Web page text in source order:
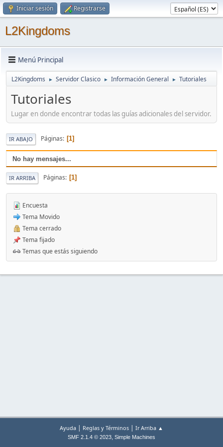
Iniciar sesión Registrarse
L2Kingdoms
Menú Principal
L2Kingdoms ► Servidor Clasico ► Información General ► Tutoriales
Tutoriales
Lugar en donde encontrar todas las guías adicionales del servidor.
IR ABAJO Páginas 1
No hay mensajes...
IR ARRIBA Páginas 1
Encuesta
Tema Movido
Tema cerrado
Tema fijado
Temas que estás siguiendo
Ayuda | Reglas y Términos | Ir Arriba ▲
SMF 2.1.4 © 2023, Simple Machines